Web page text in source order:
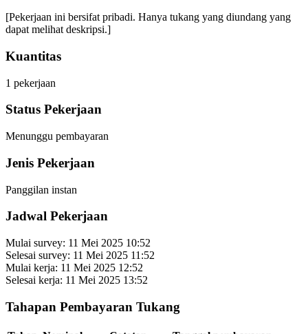
[Pekerjaan ini bersifat pribadi. Hanya tukang yang diundang yang
dapat melihat deskripsi.]
Kuantitas
1 pekerjaan
Status Pekerjaan
Menunggu pembayaran
Jenis Pekerjaan
Panggilan instan
Jadwal Pekerjaan
Mulai survey: 11 Mei 2025 10:52
Selesai survey: 11 Mei 2025 11:52
Mulai kerja: 11 Mei 2025 12:52
Selesai kerja: 11 Mei 2025 13:52
Tahapan Pembayaran Tukang